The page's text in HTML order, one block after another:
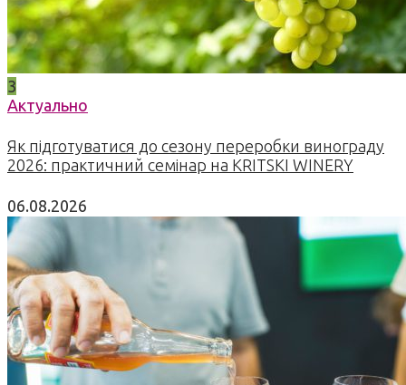
3
Актуально
Як підготуватися до сезону переробки винограду
2026: практичний семінар на KRITSKI WINERY
06.08.2026